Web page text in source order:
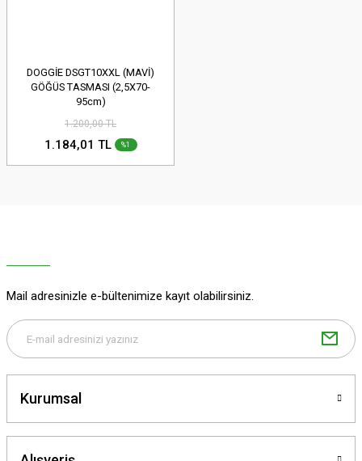
DOGGİE DSGT10XXL (MAVİ)
GÖĞÜS TASMASI (2,5X70-
95cm)
1.200,00 TL
1.184,01 TL %1
Mail adresinizle e-bültenimize kayıt olabilirsiniz.
Kurumsal